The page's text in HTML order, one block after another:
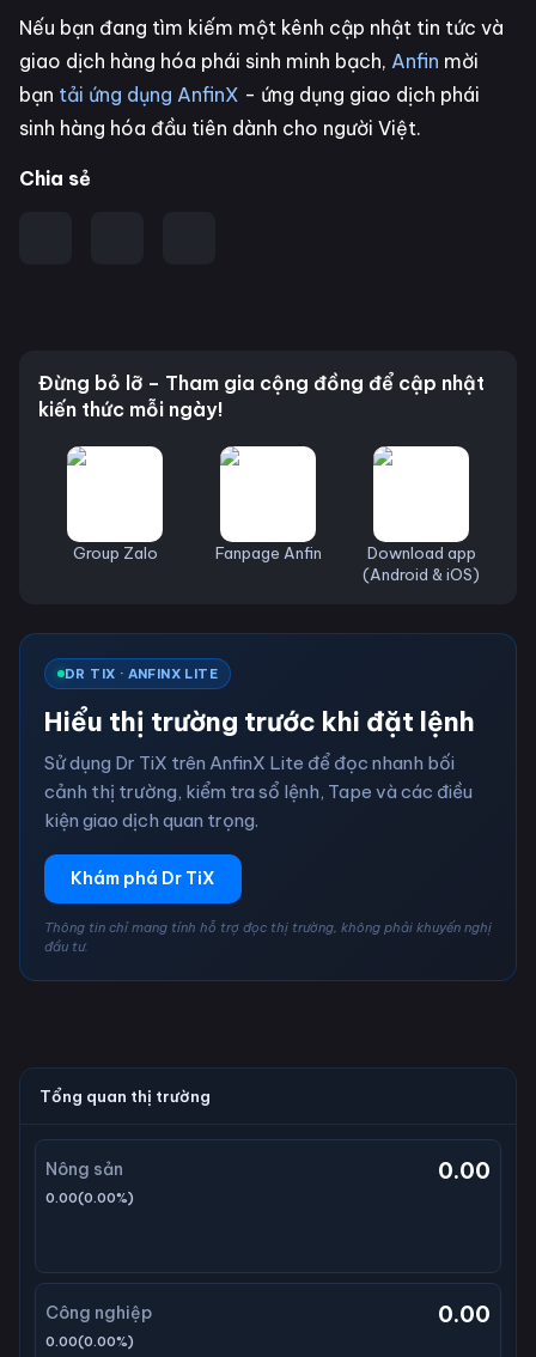
Nếu bạn đang tìm kiếm một kênh cập nhật tin tức và
giao dịch hàng hóa phái sinh minh bạch, Anfin mời
bạn tải ứng dụng AnfinX - ứng dụng giao dịch phái
sinh hàng hóa đầu tiên dành cho người Việt.
Chia sẻ
Đừng bỏ lỡ – Tham gia cộng đồng để cập nhật
kiến thức mỗi ngày!
Group Zalo Fanpage Anfin
Download app
(Android & iOS)
DR TIX · ANFINX LITE
Hiểu thị trường trước khi đặt lệnh
Sử dụng Dr TiX trên AnfinX Lite để đọc nhanh bối
cảnh thị trường, kiểm tra sổ lệnh, Tape và các điều
kiện giao dịch quan trọng.
Khám phá Dr TiX
Thông tin chỉ mang tính hỗ trợ đọc thị trường, không phải khuyến nghị
đầu tư.
Tổng quan thị trường
Nông sản 0.00
0.00(0.00%)
Công nghiệp 0.00
0.00(0.00%)